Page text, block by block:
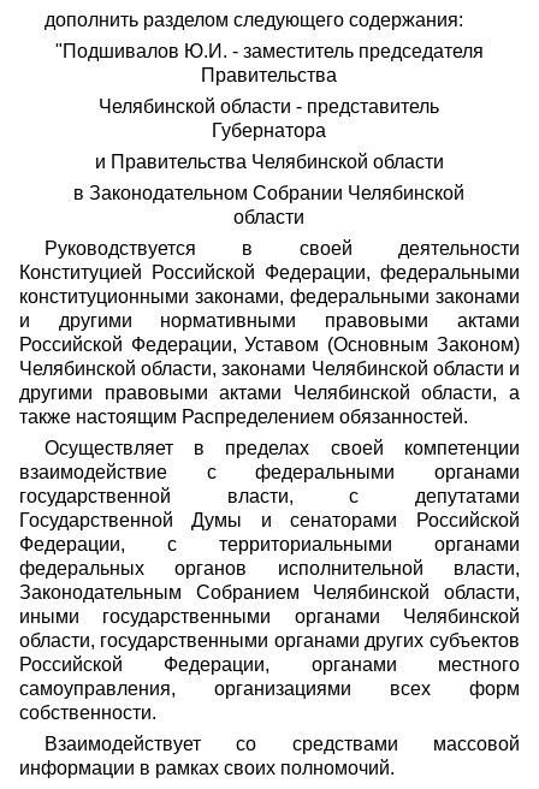
дополнить разделом следующего содержания:
"Подшивалов Ю.И. - заместитель председателя
Правительства
Челябинской области - представитель
Губернатора
и Правительства Челябинской области
в Законодательном Собрании Челябинской
области
Руководствуется в своей деятельности
Конституцией Российской Федерации, федеральными
конституционными законами, федеральными законами
и другими нормативными правовыми актами
Российской Федерации, Уставом (Основным Законом)
Челябинской области, законами Челябинской области и
другими правовыми актами Челябинской области, а
также настоящим Распределением обязанностей.
Осуществляет в пределах своей компетенции
взаимодействие с федеральными органами
государственной власти, с депутатами
Государственной Думы и сенаторами Российской
Федерации, с территориальными органами
федеральных органов исполнительной власти,
Законодательным Собранием Челябинской области,
иными государственными органами Челябинской
области, государственными органами других субъектов
Российской Федерации, органами местного
самоуправления, организациями всех форм
собственности.
Взаимодействует со средствами массовой
информации в рамках своих полномочий.